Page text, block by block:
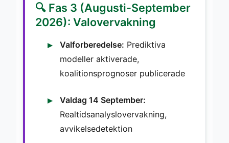
🔍 Fas 3 (Augusti-September
2026): Valovervakning
Valforberedelse: Prediktiva
modeller aktiverade,
koalitionsprognoser publicerade
Valdag 14 September:
Realtidsanalyslovervakning,
avvikelsedetektion